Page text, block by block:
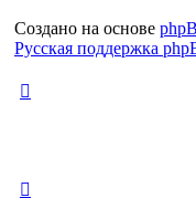
Создано на основе
Русская поддержка